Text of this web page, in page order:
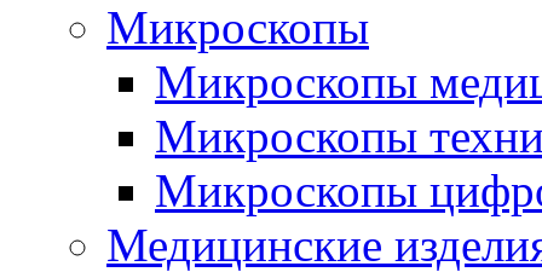
Микроскопы
Микроскопы
Микроскопы
Микроскопы
Медицинские